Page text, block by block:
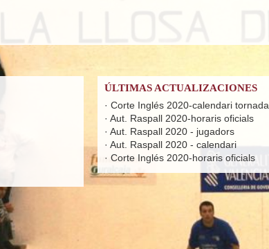
ÚLTIMAS ACTUALIZACIONES
· Corte Inglés 2020-calendari tornada
· Aut. Raspall 2020-horaris oficials
· Aut. Raspall 2020 - jugadors
· Aut. Raspall 2020 - calendari
· Corte Inglés 2020-horaris oficials